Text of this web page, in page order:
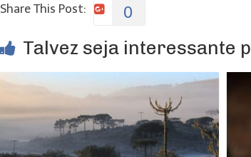
Share This Post:
0
Talvez seja interessante